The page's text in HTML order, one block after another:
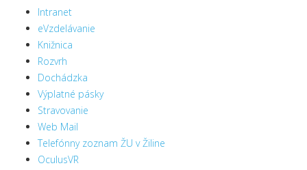
Intranet
eVzdelávanie
Knižnica
Rozvrh
Dochádzka
Výplatné pásky
Stravovanie
Web Mail
Telefónny zoznam ŽU v Žiline
OculusVR